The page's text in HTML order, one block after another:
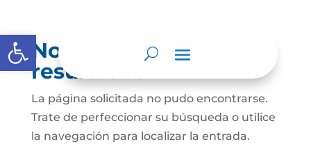
Abrir barra de herramientas
No se encontraron
resultados
La página solicitada no pudo encontrarse.
Trate de perfeccionar su búsqueda o utilice
la navegación para localizar la entrada.